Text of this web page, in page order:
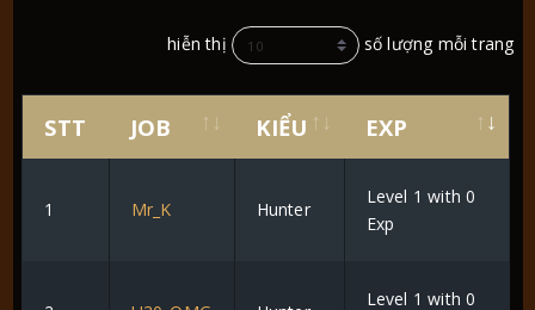
hiễn thị số lượng mỗi trang
STT JOB KIỂU EXP
1 Mr_K Hunter
Level 1 with 0
Exp
Level 1 with 0